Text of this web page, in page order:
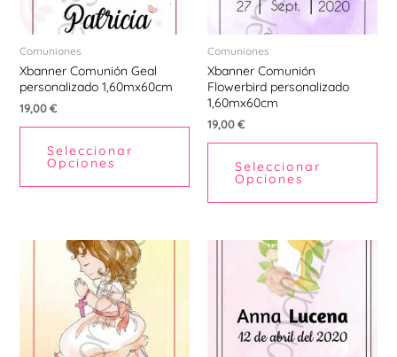
Comuniones
Xbanner Comunión Geal
personalizado 1,60mx60cm
19,00€
Seleccionar
Opciones
Comuniones
Xbanner Comunión
Flowerbird personalizado
1,60mx60cm
19,00€
Seleccionar
Opciones